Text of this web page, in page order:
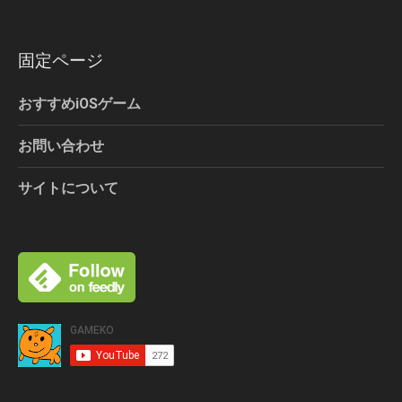
固定ページ
おすすめiOSゲーム
お問い合わせ
サイトについて